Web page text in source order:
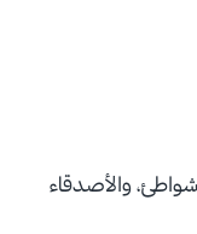
والأصدقاء